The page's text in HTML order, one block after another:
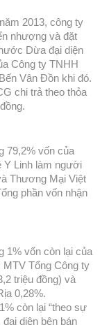
2013, công ty
nhượng và đặt
Dừa đại diện
Công ty TNHH
Vân Đồn khi đó.
chi trả theo thỏa
79,2% vốn của
Y Linh làm người
Thương Mại Việt
phần vốn nhận
1% vốn còn lại của
Tổng Công ty
triệu đồng) và
0,28%.
còn lại “theo sự
diện bên bán